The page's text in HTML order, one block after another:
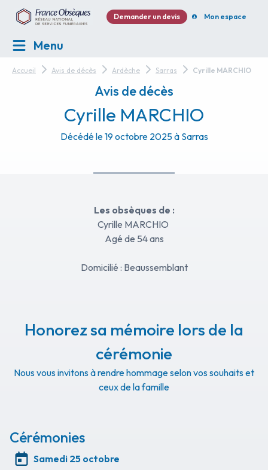
Demander un devis Mon espace
Menu
Accueil Avis de décès Ardèche Sarras Cyrille MARCHIO
Avis de décès
Cyrille MARCHIO
Décédé le 19 octobre 2025 à Sarras
Les obsèques de :
Agé de 54 ans
Domicilié : Beaussemblant
Réunion : Salle de Cérémonie
Crématorium des Charmilles à Beaurepaire
Condoléances : Sur registres
17 Avenue Jean Jaurès
Honorez sa mémoire lors de la
cérémonie
Nous vous invitons à rendre hommage selon vos souhaits et
ceux de la famille
Cérémonies
Samedi 25 octobre